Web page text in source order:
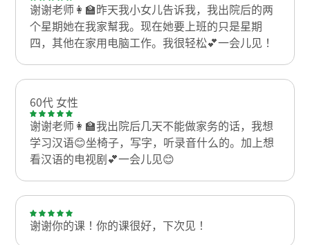
谢谢老师👩‍🏫昨天我小女儿告诉我，我出院后的两
个星期她在我家幫我。现在她要上班的只是星期
四，其他在家用电脑工作。我很轻松💕一会儿见！
60代 女性
谢谢老师👩‍🏫我出院后几天不能做家务的话，我想
学习汉语😊坐椅子，写字，听录音什么的。加上想
看汉语的电视剧💕一会儿见😊
谢谢你的课！你的课很好，下次见！